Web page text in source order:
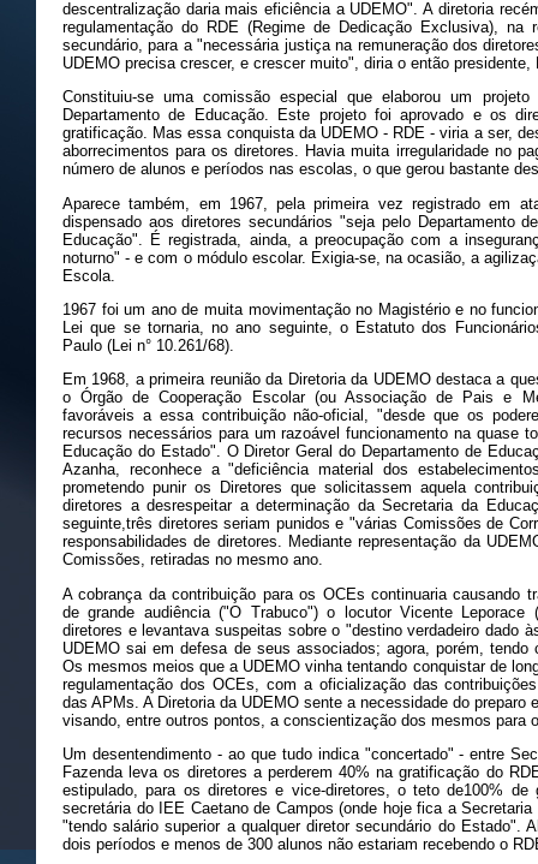
descentralização daria mais eficiência a UDEMO". A diretoria
regulamentação do RDE (Regime de Dedicação Exclusiva), na
secundário, para a "necessária justiça na remuneração dos
UDEMO precisa crescer, e crescer muito", diria o então presidente,
Constituiu-se uma comissão especial que elaborou um
Departamento de Educação. Este projeto foi aprovado e os
gratificação. Mas essa conquista da UDEMO - RDE - viria a ser,
aborrecimentos para os diretores. Havia muita irregularidade no
número de alunos e períodos nas escolas, o que gerou bastante
Aparece também, em 1967, pela primeira vez registrado em
dispensado aos diretores secundários "seja pelo Departamento
Educação". É registrada, ainda, a preocupação com a
noturno" - e com o módulo escolar. Exigia-se, na ocasião, a
Escola.
1967 foi um ano de muita movimentação no Magistério e no
Lei que se tornaria, no ano seguinte, o Estatuto dos
Paulo (Lei n° 10.261/68).
Em 1968, a primeira reunião da Diretoria da UDEMO destaca a
o Órgão de Cooperação Escolar (ou Associação de Pais e
favoráveis a essa contribuição não-oficial, "desde que os
recursos necessários para um razoável funcionamento na quase
Educação do Estado". O Diretor Geral do Departamento de
Azanha, reconhece a "deficiência material dos
prometendo punir os Diretores que solicitassem aquela
diretores a desrespeitar a determinação da Secretaria da
seguinte,três diretores seriam punidos e "várias Comissões de
responsabilidades de diretores. Mediante representação da
Comissões, retiradas no mesmo ano.
A cobrança da contribuição para os OCEs continuaria causando
de grande audiência ("O Trabuco") o locutor Vicente
diretores e levantava suspeitas sobre o "destino verdadeiro dado
UDEMO sai em defesa de seus associados; agora, porém,
Os mesmos meios que a UDEMO vinha tentando conquistar de
regulamentação dos OCEs, com a oficialização das
das APMs. A Diretoria da UDEMO sente a necessidade do preparo
visando, entre outros pontos, a conscientização dos mesmos para
Um desentendimento - ao que tudo indica "concertado" - entre
Fazenda leva os diretores a perderem 40% na gratificação do
estipulado, para os diretores e vice-diretores, o teto de100% de
secretária do IEE Caetano de Campos (onde hoje fica a
"tendo salário superior a qualquer diretor secundário do Estado".
dois períodos e menos de 300 alunos não estariam recebendo o